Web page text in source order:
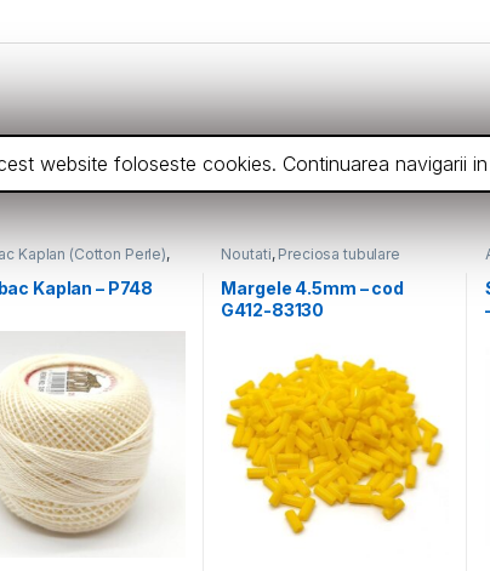
categorie
Kaplan (Cotton Perle),
Kaplan – P748
Noutati, Preciosa tubulare
Margele 4.5mm – cod
G412-83130
website foloseste cookies. Continuarea navigarii